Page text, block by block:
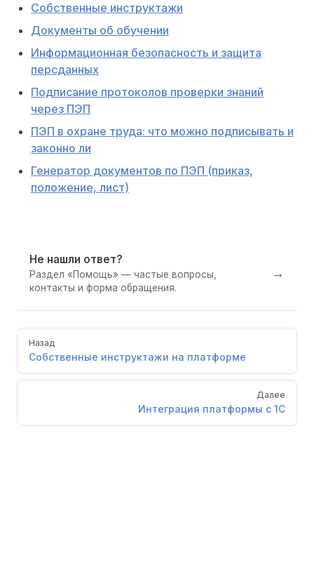
Собственные инструктажи
Документы об обучении
Информационная безопасность и защита
персданных
Подписание протоколов проверки знаний
через ПЭП
ПЭП в охране труда: что можно подписывать и
законно ли
Генератор документов по ПЭП (приказ,
положение, лист)
Не нашли ответ?
Раздел «Помощь» — частые вопросы,
контакты и форма обращения.
→
Pager
Назад
Собственные инструктажи на платформе
Далее
Интеграция платформы с 1С